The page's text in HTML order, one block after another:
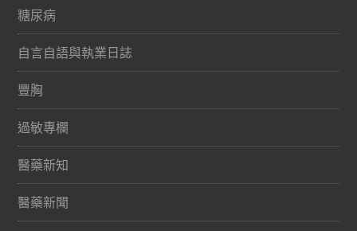
糖尿病
自言自語與執業日誌
豐胸
過敏專欄
醫藥新知
醫藥新聞